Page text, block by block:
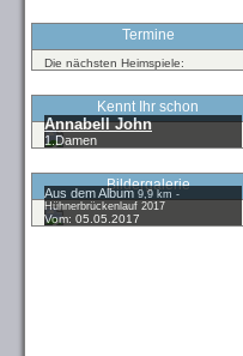
Termine
Die nächsten Heimspiele:
Kennt Ihr schon
Annabell John
1.Damen
Bildergalerie
Aus dem Album9,9 km -
Hühnerbrückenlauf 2017
Vom: 05.05.2017